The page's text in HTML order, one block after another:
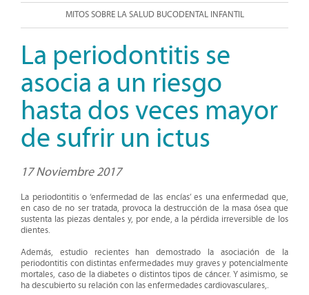
MITOS SOBRE LA SALUD BUCODENTAL INFANTIL
La periodontitis se
asocia a un riesgo
hasta dos veces mayor
de sufrir un ictus
17 Noviembre 2017
La periodontitis o ‘enfermedad de las encías’ es una enfermedad que,
en caso de no ser tratada, provoca la destrucción de la masa ósea que
sustenta las piezas dentales y, por ende, a la pérdida irreversible de los
dientes.
Además, estudio recientes han demostrado la asociación de la
periodontitis con distintas enfermedades muy graves y potencialmente
mortales, caso de la diabetes o distintos tipos de cáncer. Y asimismo, se
ha descubierto su relación con las enfermedades cardiovasculares,.